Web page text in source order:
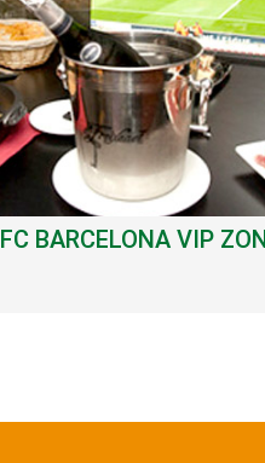
FC BARCELONA VIP